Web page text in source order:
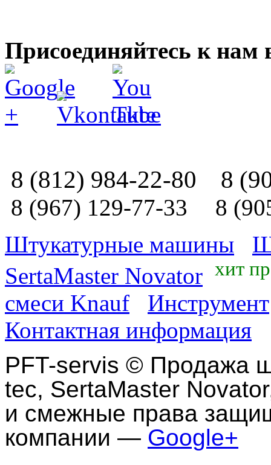
Присоединяйтесь к нам
8 (812) 984-22-80 8
8 (967) 129-77-33
8
Штукатурные машины
SertaMaster Novator хит
смеси Knauf
Инструмент
Контактная информация
PFT-servis © Продажа
tec, SertaMaster
и смежные права
компании — Google+